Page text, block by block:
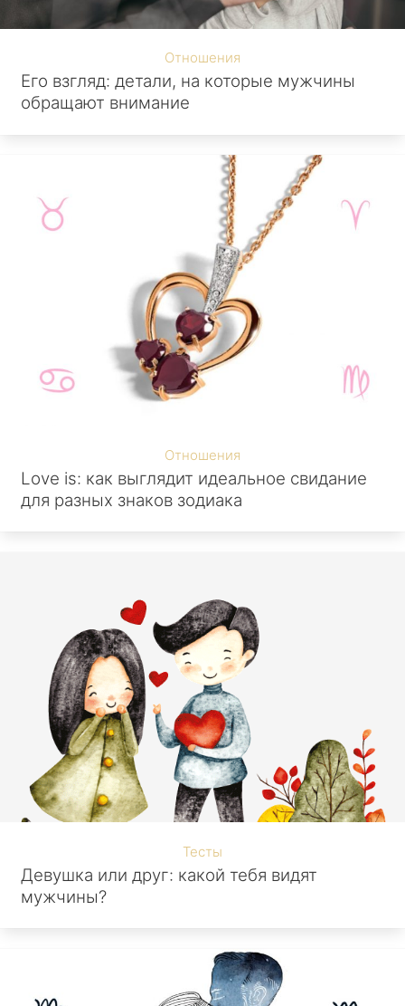
Отношения
Его взгляд: детали, на которые мужчины
обращают внимание
Отношения
Love is: как выглядит идеальное свидание
для разных знаков зодиака
Тесты
Девушка или друг: какой тебя видят
мужчины?